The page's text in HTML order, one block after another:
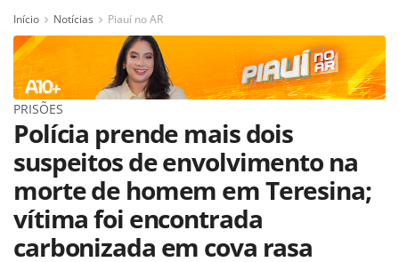
Início Notícias Piauí no AR
PRISÕES
Polícia prende mais dois
suspeitos de envolvimento na
morte de homem em Teresina;
vítima foi encontrada
carbonizada em cova rasa